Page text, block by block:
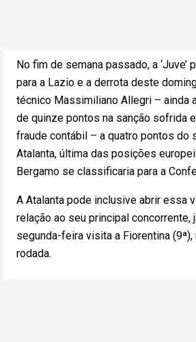
No fim de semana passado, a ‘Juve’
para a Lazio e a derrota deste
técnico Massimiliano Allegri – ainda
de quinze pontos na sanção sofrida
fraude contábil – a quatro pontos do
Atalanta, última das posições
Bergamo se classificaria para a
A Atalanta pode inclusive abrir essa
relação ao seu principal concorrente,
segunda-feira visita a Fiorentina
rodada.